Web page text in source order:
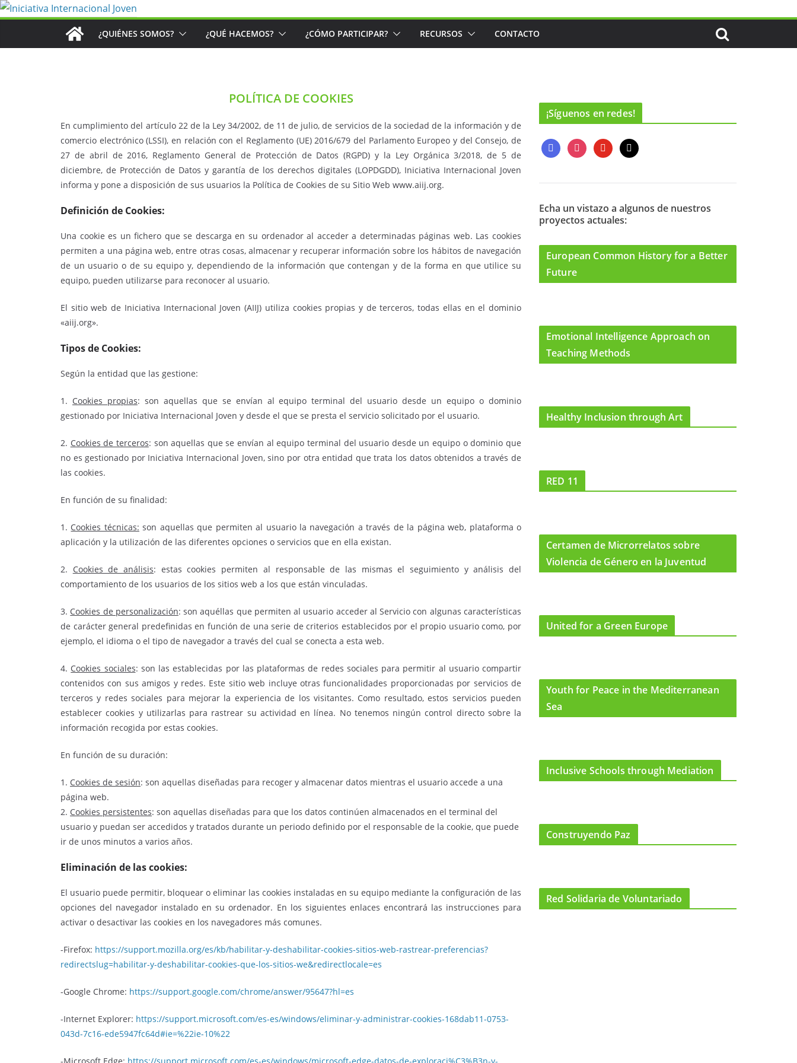
Saltar
¿QUIÉNES SOMOS? ¿QUÉ HACEMOS? ¿CÓMO PARTICIPAR? RECURSOS CONTACTO
POLÍTICA DE COOKIES
En cumplimiento del artículo 22 de la Ley 34/2002, de 11 de julio, de servicios de la sociedad de la información y de
comercio electrónico (LSSI), en relación con el Reglamento (UE) 2016/679 del Parlamento Europeo y del Consejo, de
27 de abril de 2016, Reglamento General de Protección de Datos (RGPD) y la Ley Orgánica 3/2018, de 5 de
diciembre, de Protección de Datos y garantía de los derechos digitales (LOPDGDD), Iniciativa Internacional Joven
informa y pone a disposición de sus usuarios la Política de Cookies de su Sitio Web www.aiij.org.
Definición de Cookies:
Una cookie es un fichero que se descarga en su ordenador al acceder a determinadas páginas web. Las cookies
permiten a una página web, entre otras cosas, almacenar y recuperar información sobre los hábitos de navegación
de un usuario o de su equipo y, dependiendo de la información que contengan y de la forma en que utilice su
equipo, pueden utilizarse para reconocer al usuario.
El sitio web de Iniciativa Internacional Joven (AIIJ) utiliza cookies propias y de terceros, todas ellas en el dominio
«aiij.org».
Tipos de Cookies:
Según la entidad que las gestione:
1. Cookies propias: son aquellas que se envían al equipo terminal del usuario desde un equipo o dominio
gestionado por Iniciativa Internacional Joven y desde el que se presta el servicio solicitado por el usuario.
2. Cookies de terceros: son aquellas que se envían al equipo terminal del usuario desde un equipo o dominio que
no es gestionado por Iniciativa Internacional Joven, sino por otra entidad que trata los datos obtenidos a través de
las cookies.
En función de su finalidad:
1. Cookies técnicas: son aquellas que permiten al usuario la navegación a través de la página web, plataforma o
aplicación y la utilización de las diferentes opciones o servicios que en ella existan.
2. Cookies de análisis: estas cookies permiten al responsable de las mismas el seguimiento y análisis del
comportamiento de los usuarios de los sitios web a los que están vinculadas.
3. Cookies de personalización: son aquéllas que permiten al usuario acceder al Servicio con algunas características
de carácter general predefinidas en función de una serie de criterios establecidos por el propio usuario como, por
ejemplo, el idioma o el tipo de navegador a través del cual se conecta a esta web.
4. Cookies sociales: son las establecidas por las plataformas de redes sociales para permitir al usuario compartir
contenidos con sus amigos y redes. Este sitio web incluye otras funcionalidades proporcionadas por servicios de
terceros y redes sociales para mejorar la experiencia de los visitantes. Como resultado, estos servicios pueden
establecer cookies y utilizarlas para rastrear su actividad en línea. No tenemos ningún control directo sobre la
información recogida por estas cookies.
En función de su duración:
1. Cookies de sesión: son aquellas diseñadas para recoger y almacenar datos mientras el usuario accede a una
página web.
2. Cookies persistentes: son aquellas diseñadas para que los datos continúen almacenados en el terminal del
usuario y puedan ser accedidos y tratados durante un periodo definido por el responsable de la cookie, que puede
ir de unos minutos a varios años.
Eliminación de las cookies:
El usuario puede permitir, bloquear o eliminar las cookies instaladas en su equipo mediante la configuración de las
opciones del navegador instalado en su ordenador. En los siguientes enlaces encontrará las instrucciones para
activar o desactivar las cookies en los navegadores más comunes.
-Firefox: https://support.mozilla.org/es/kb/habilitar-y-deshabilitar-cookies-sitios-web-rastrear-preferencias?
redirectslug=habilitar-y-deshabilitar-cookies-que-los-sitios-we&redirectlocale=es
-Google Chrome: https://support.google.com/chrome/answer/95647?hl=es
-Internet Explorer: https://support.microsoft.com/es-es/windows/eliminar-y-administrar-cookies-168dab11-0753-
043d-7c16-ede5947fc64d#ie=%22ie-10%22
¡Síguenos en redes!
f
a
e
o
o
i
n
t
g
r
m
y
o
t
b
e
m
a
l
Echa un vistazo a algunos de nuestros
proyectos actuales:
European Common History for a Better
Future
Emotional Intelligence Approach on
Teaching Methods
Healthy Inclusion through Art
RED 11
Certamen de Microrrelatos sobre
Violencia de Género en la Juventud
United for a Green Europe
Youth for Peace in the Mediterranean
Sea
Inclusive Schools through Mediation
Construyendo Paz
Red Solidaria de Voluntariado